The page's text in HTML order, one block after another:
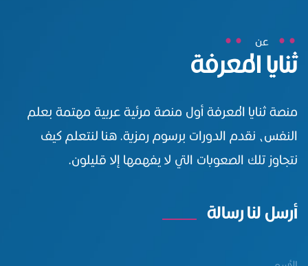
عن
ثنايا المعرفة
منصة ثنايا المعرفة أول منصة مرئية عربية مهتمة بعلم
النفس، نقدم الدورات برسوم رمزية. هنا لنتعلم كيف
نتجاوز تلك الصعوبات التي لا يفهمها إلا قليلون.
أرسل لنا رسالة